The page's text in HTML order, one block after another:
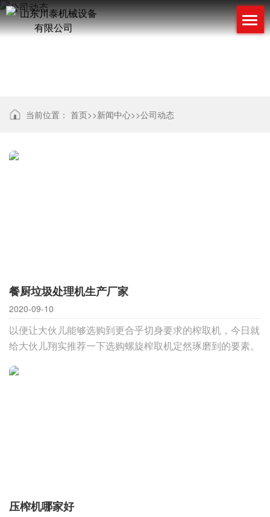
当前位置： 首页>>新闻中心>>公司动态
餐厨垃圾处理机生产厂家
2020-09-10
以便让大伙儿能够选购到更合乎切身要求的榨取机，今日就
给大伙儿翔实推荐一下选购螺旋榨取机定然琢磨到的要素。
取机，这一点很关
压榨机哪家好